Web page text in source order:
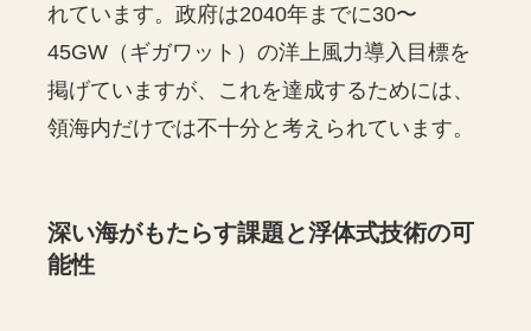
れています。政府は2040年までに30〜
45GW（ギガワット）の洋上風力導入目標を
掲げていますが、これを達成するためには、
領海内だけでは不十分と考えられています。
深い海がもたらす課題と浮体式技術の可
能性